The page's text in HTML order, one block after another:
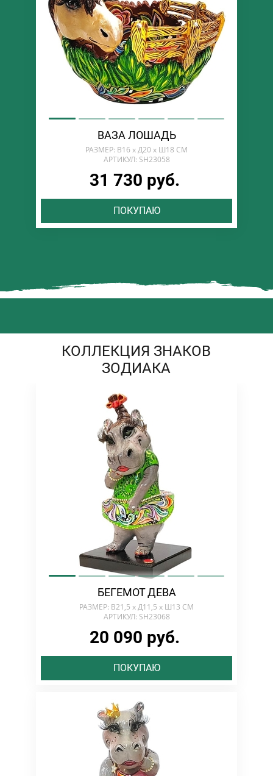
ВАЗА ЛОШАДЬ
РАЗМЕР: В16 х Д20 х Ш18 СМ
АРТИКУЛ: SH23058
31 730 руб.
ПОКУПАЮ
КОЛЛЕКЦИЯ ЗНАКОВ
ЗОДИАКА
БЕГЕМОТ ДЕВА
РАЗМЕР: В21,5 х Д11,5 х Ш13 СМ
АРТИКУЛ: SH23068
20 090 руб.
ПОКУПАЮ